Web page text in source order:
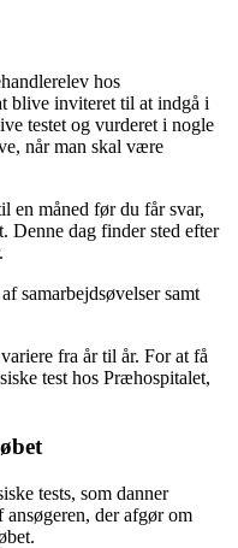
hos
blive inviteret til at indgå i
testet og vurderet i nogle
når man skal være
en måned før du får svar,
Denne dag finder sted efter
samarbejdsøvelser samt
fra år til år. For at få
test hos Præhospitalet,
tests, som danner
der afgør om